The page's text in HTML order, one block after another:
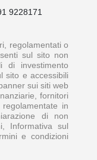
9228171
regolamentati o
sul sito non
di investimento
sito e accessibili
sui siti web
fornitori
in
di non
Informativa sul
e condizioni